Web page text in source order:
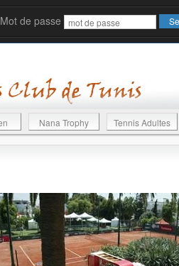
de passe
Nana Trophy Tennis Adultes